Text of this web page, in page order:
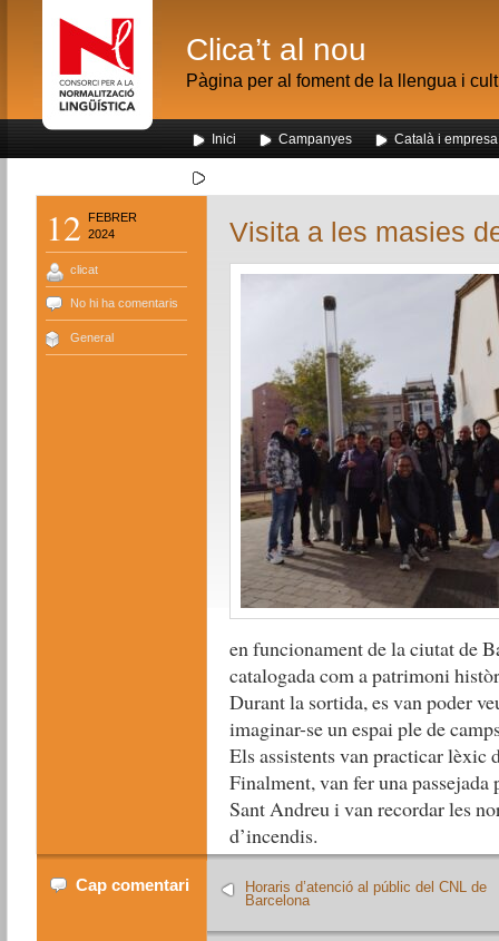
Clica’t al nou
Pàgina per al foment de la llengua i
Inici Campanyes Català i empresa
12
FEBRER
2024
clicat
No hi ha comentaris
General
Visita a les masies
en funcionament de la ciutat de
catalogada com a patrimoni
Durant la sortida, es van poder
imaginar-se un espai ple de
Els assistents van practicar lèxic
Finalment, van fer una
Sant Andreu i van recordar les
d’incendis.
Cap comentari
Horaris d’atenció al públic del CNL de
Barcelona